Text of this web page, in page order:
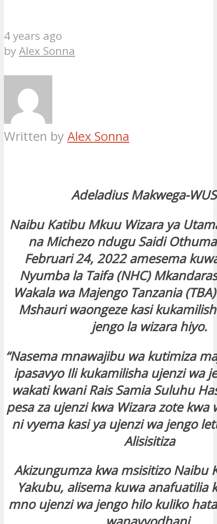
4 years ago
byAlex Sonna
Written by Alex Sonna
Adeladius Makwega-
Naibu Katibu Mkuu Wizara ya
na Michezo ndugu Saidi
Februari 24, 2022 amesema
Nyumba la Taifa (NHC)
Wakala wa Majengo Tanzania
Mshauri waongeze kasi
jengo la wizara hiyo.
“Nasema mnawajibu wa kutimiza
ipasavyo Ili kukamilisha ujenzi wa
wakati kwani Rais Samia Suluhu
pesa za ujenzi kwa Wizara zote kwa
ni vyema kasi ya ujenzi wa jengo
Alisisitiza
Akizungumza kwa msisitizo Naibu
Yakubu, alisema kuwa anafuatilia
mno ujenzi wa jengo hilo kuliko